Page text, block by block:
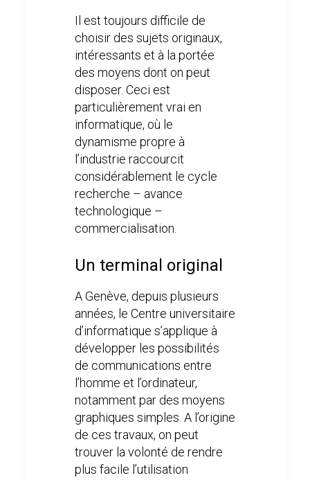
Il est toujours difficile de
choisir des sujets originaux,
intéressants et à la portée
des moyens dont on peut
disposer. Ceci est
particulièrement vrai en
informatique, où le
dynamisme propre à
l’industrie raccourcit
considérablement le cycle
recherche – avance
technologique –
commercialisation.
Un terminal original
A Genève, depuis plusieurs
années, le Centre universitaire
d’informatique s’applique à
développer les possibilités
de communications entre
l’homme et l’ordinateur,
notamment par des moyens
graphiques simples. A l’origine
de ces travaux, on peut
trouver la volonté de rendre
plus facile l’utilisation